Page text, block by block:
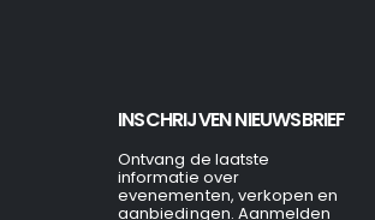
INSCHRIJVEN NIEUWSBRIEF
Ontvang de laatste
informatie over
evenementen, verkopen en
aanbiedingen. Aanmelden